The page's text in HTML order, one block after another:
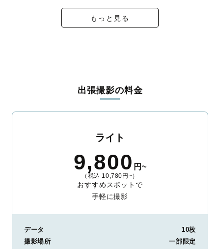
もっと見る
出張撮影の料金
ライト
9,800 円~
（税込 10,780円~）
おすすめスポットで
手軽に撮影
データ
10枚
撮影場所
一部限定